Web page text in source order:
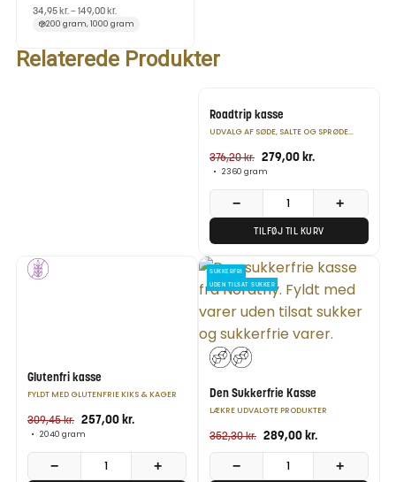
34,95kr. –149,00kr.
200 gram, 1000 gram
Relaterede Produkter
Roadtrip kasse
UDVALG AF SØDE, SALTE OG SPRØDE
376,20kr. 279,00kr.
• 2360 gram
− +
TILFØJ TIL KURV
POPULÆR
Glutenfri kasse
FYLDT MED GLUTENFRIE KIKS & KAGER
309,45kr. 257,00kr.
• 2040 gram
− +
SUKKERFRI
UDEN TILSAT SUKKER
Den Sukkerfrie Kasse
LÆKRE UDVALGTE PRODUKTER
352,30kr. 289,00kr.
− +